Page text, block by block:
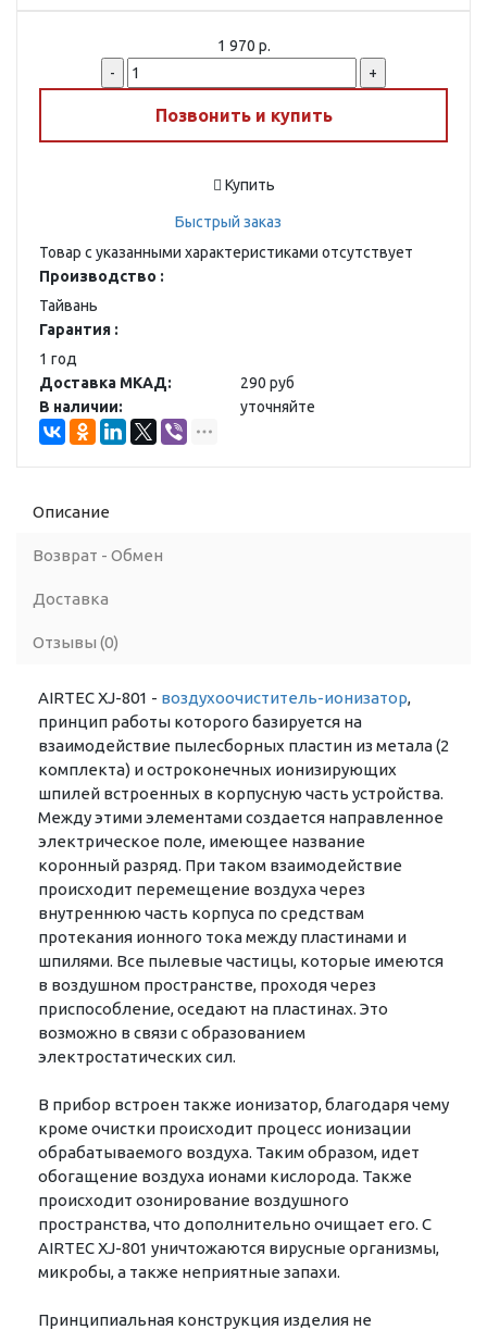
1 970 р.
-
+
Позвонить и купить
Купить
Быстрый заказ
Товар с указанными характеристиками отсутствует
Производство :
Тайвань
Гарантия :
1 год
Доставка МКАД:
290 руб
В наличии:
уточняйте
Описание
Возврат - Обмен
Доставка
Отзывы (0)
АIRTEC XJ-801 - воздухоочиститель-ионизатор,
принцип работы которого базируется на
взаимодействие пылесборных пластин из метала (2
комплекта) и остроконечных ионизирующих
шпилей встроенных в корпусную часть устройства.
Между этими элементами создается направленное
электрическое поле, имеющее название
коронный разряд. При таком взаимодействие
происходит перемещение воздуха через
внутреннюю часть корпуса по средствам
протекания ионного тока между пластинами и
шпилями. Все пылевые частицы, которые имеются
в воздушном пространстве, проходя через
приспособление, оседают на пластинах. Это
возможно в связи с образованием
электростатических сил.
В прибор встроен также ионизатор, благодаря чему
кроме очистки происходит процесс ионизации
обрабатываемого воздуха. Таким образом, идет
обогащение воздуха ионами кислорода. Также
происходит озонирование воздушного
пространства, что дополнительно очищает его. С
АIRTEC XJ-801 уничтожаются вирусные организмы,
микробы, а также неприятные запахи.
Принципиальная конструкция изделия не